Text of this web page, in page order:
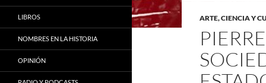
ARTE, CIENCIA Y
LIBROS
NOMBRES EN LA HISTORIA
OPINIÓN